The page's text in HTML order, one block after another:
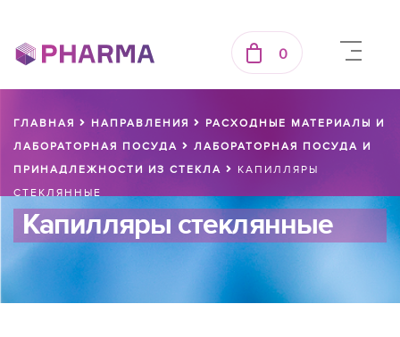
0
ГЛАВНАЯ НАПРАВЛЕНИЯ
РАСХОДНЫЕ МАТЕРИАЛЫ И
ЛАБОРАТОРНАЯ ПОСУДА
ЛАБОРАТОРНАЯ ПОСУДА И
ПРИНАДЛЕЖНОСТИ ИЗ СТЕКЛА
КАПИЛЛЯРЫ
СТЕКЛЯННЫЕ
Капилляры стеклянные